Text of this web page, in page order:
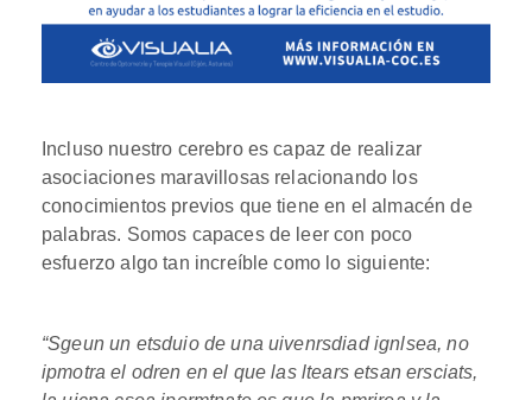
Incluso nuestro cerebro es capaz de realizar
asociaciones maravillosas relacionando los
conocimientos previos que tiene en el almacén de
palabras. Somos capaces de leer con poco
esfuerzo algo tan increíble como lo siguiente:
“Sgeun un etsduio de una uivenrsdiad ignlsea, no
ipmotra el odren en el que las ltears etsan ersciats,